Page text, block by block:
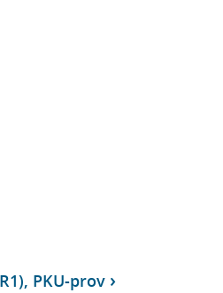
PKU-prov